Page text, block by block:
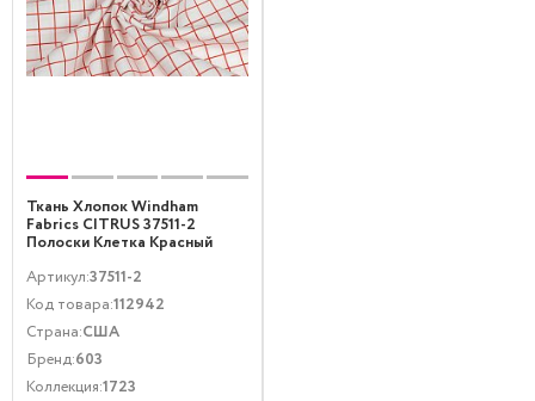
Ткань Хлопок Windham
Fabrics CITRUS 37511-2
Полоски Клетка Красный
Артикул:37511-2
Код товара:112942
Страна:США
Бренд:603
Коллекция:1723